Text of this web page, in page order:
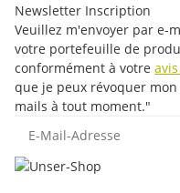
Newsletter Inscription
Veuillez m'envoyer par e-
votre portefeuille de
conformément à votre
que je peux révoquer
mails à tout moment."